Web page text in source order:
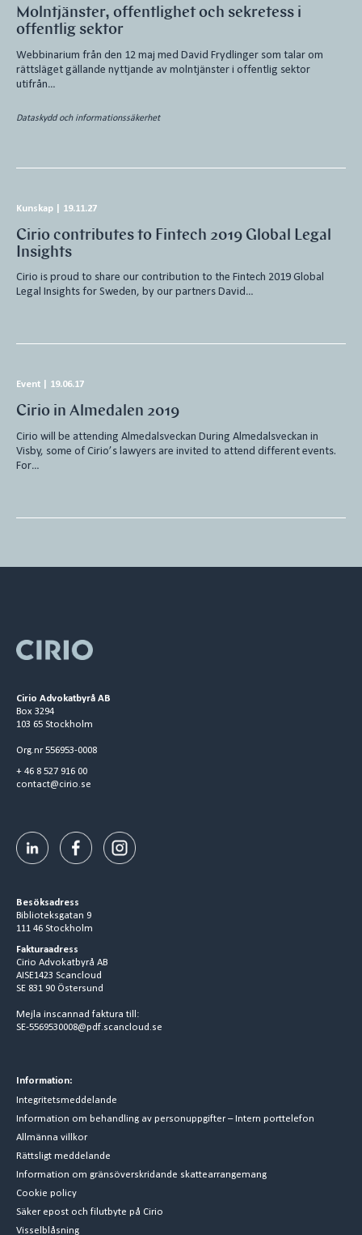
Molntjänster, offentlighet och sekretess i
offentlig sektor
Webbinarium från den 12 maj med David Frydlinger som talar om
rättsläget gällande nyttjande av molntjänster i offentlig sektor
utifrån…
Dataskydd och informationssäkerhet
Kunskap 19.11.27
Cirio contributes to Fintech 2019 Global Legal
Insights
Cirio is proud to share our contribution to the Fintech 2019 Global
Legal Insights for Sweden, by our partners David…
Event 19.06.17
Cirio in Almedalen 2019
Cirio will be attending Almedalsveckan During Almedalsveckan in
Visby, some of Cirio’s lawyers are invited to attend different events.
For…
Cirio Advokatbyrå AB
Box 3294
103 65 Stockholm
Org.nr 556953-0008
+ 46 8 527 916 00
contact@cirio.se
Besöksadress
Biblioteksgatan 9
111 46 Stockholm
Fakturaadress
Cirio Advokatbyrå AB
AISE1423 Scancloud
SE 831 90 Östersund
Mejla inscannad faktura till:
SE-5569530008@pdf.scancloud.se
Information:
Integritetsmeddelande
Information om behandling av personuppgifter – Intern porttelefon
Allmänna villkor
Rättsligt meddelande
Information om gränsöverskridande skattearrangemang
Cookie policy
Säker epost och filutbyte på Cirio
Visselblåsning